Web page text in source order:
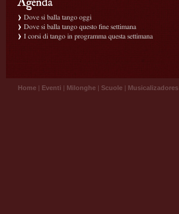
Dove si balla tango oggi
Dove si balla tango questo fine settimana
I corsi di tango in programma questa settimana
Home | Eventi | Milonghe | Scuole | Musicalizadores